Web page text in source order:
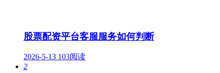
股票配资平台客服服务如何判断
2026-5-13 103阅读
2